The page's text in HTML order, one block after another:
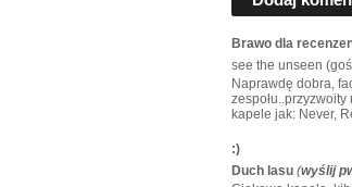
Brawo dla
see the unseen
Naprawdę dobra,
kapele jak: Never,
:)
Duch lasu (wyślij